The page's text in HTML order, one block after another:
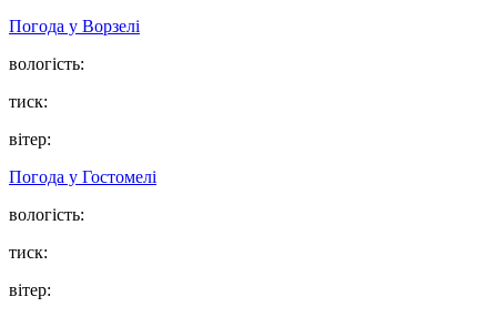
Погода у Ворзелі
вологість:
тиск:
вітер:
Погода у Гостомелі
вологість:
тиск:
вітер: